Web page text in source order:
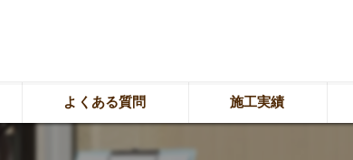
よくある質問 施工実績